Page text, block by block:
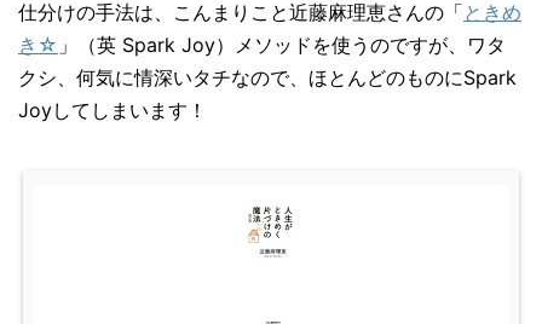
仕分けの手法は、こんまりこと近藤麻理恵さんの「ときめ
き☆ 」（英 Spark Joy）メソッドを使うのですが、ワタ
クシ、何気に情深いタチなので、ほとんどのものにSpark
Joyしてしまいます！